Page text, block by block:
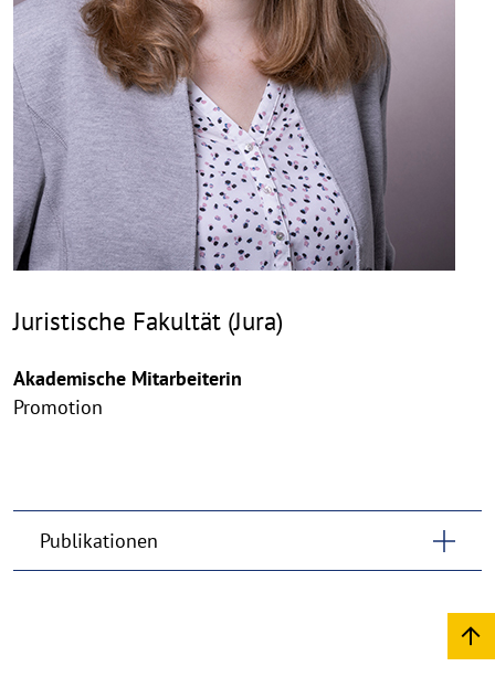
Juristische Fakultät (Jura)
Akademische Mitarbeiterin
Promotion
Publikationen